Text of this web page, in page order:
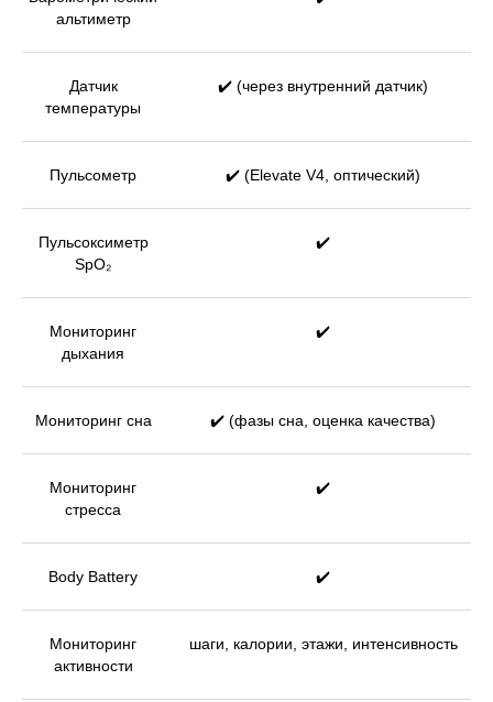
альтиметр
Датчик
температуры
✔️ (через внутренний датчик)
Пульсометр ✔️ (Elevate V4, оптический)
Пульсоксиметр
SpO₂
✔️
Мониторинг
дыхания
✔️
Мониторинг сна ✔️ (фазы сна, оценка качества)
Мониторинг
стресса
✔️
Body Battery ✔️
Мониторинг
активности
шаги, калории, этажи, интенсивность